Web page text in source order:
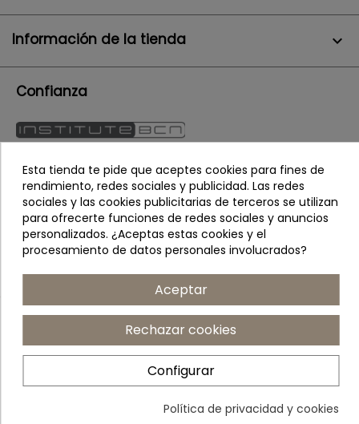
Información de la tienda keyboard_arrow_down
Confianza
© Copyright 2026 Buymesotherapy. By ecommsistema
Condiciones Generales Aviso Legal Política de Privacidad
Esta tienda te pide que aceptes cookies para fines de
rendimiento, redes sociales y publicidad. Las redes
sociales y las cookies publicitarias de terceros se utilizan
para ofrecerte funciones de redes sociales y anuncios
personalizados. ¿Aceptas estas cookies y el
procesamiento de datos personales involucrados?
Aceptar
Rechazar cookies
Configurar
Política de privacidad y cookies